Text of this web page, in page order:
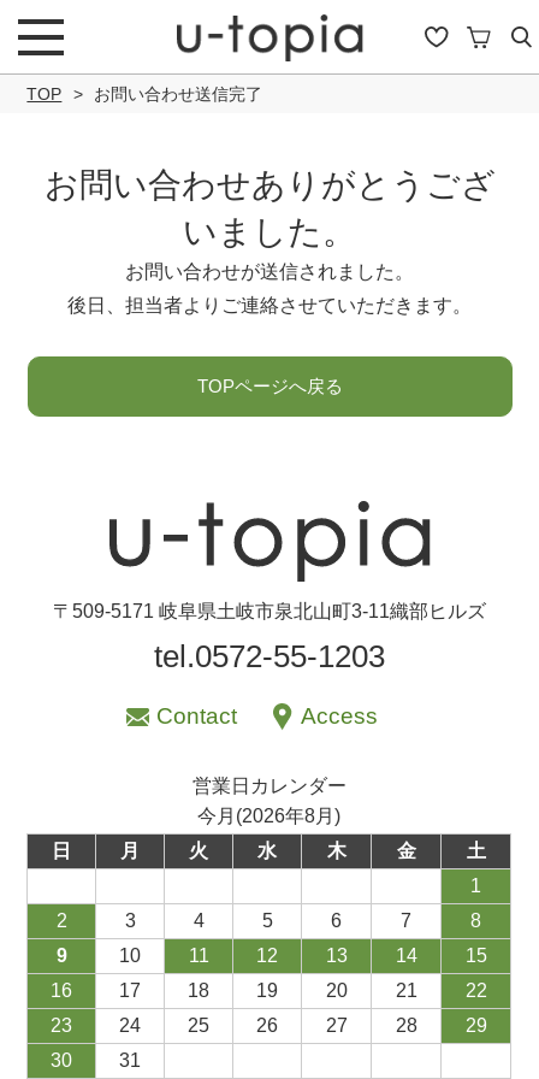
こだわり条件で絞り込み
通常商品 セール商品 OUTLET
30％OFF未満 10％OFF 20％OFF
50％OFF～ 50％OFF
カレー皿・パスタ皿 ランチプレート・仕切皿
長皿・さんま皿 付出皿
小付・珍味 呑水
蓋物 中鉢
ご飯茶碗
小丼 ラーメン鉢・中華食器
ポット
TOP お問い合わせ送信完了
お問い合わせありがとうござ
いました。
お問い合わせが送信されました。
後日、担当者よりご連絡させていただきます。
TOPページへ戻る
〒509-5171 岐阜県土岐市泉北山町3-11織部ヒルズ
tel.0572-55-1203
Contact Access
営業日カレンダー
今月(2026年8月)
日
月 火 水 木 金
土
1
2
3 4 5 6 7
8
9
10 11 12 13 14
15
16
17 18 19 20 21
22
23
24 25 26 27 28
29
30
31